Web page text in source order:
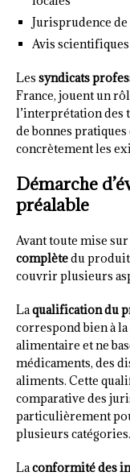
Jurisprudence
Avis scientifiques
Les syndicats
France, jouent un
l’interprétation des
de bonnes
concrètement les
Démarche
préalable
Avant toute mise
complètedu produit
couvrir plusieurs
Laqualification du
correspond bien à
alimentaire et ne
médicaments, des
aliments. Cette
comparative des
particulièrement
plusieurs catégories.
Laconformité des